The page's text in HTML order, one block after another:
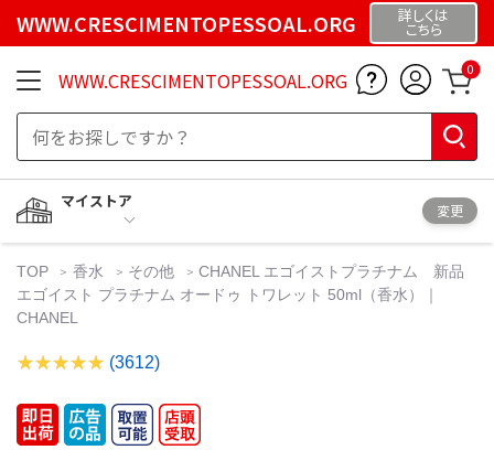
WWW.CRESCIMENTOPESSOAL.ORG 詳しくは
こちら
WWW.CRESCIMENTOPESSOAL.ORG 0
マイストア
変更
TOP 香水 その他
CHANEL エゴイストプラチナム 新品
エゴイスト プラチナム オードゥ トワレット 50ml（香水）｜
CHANEL
(3612)